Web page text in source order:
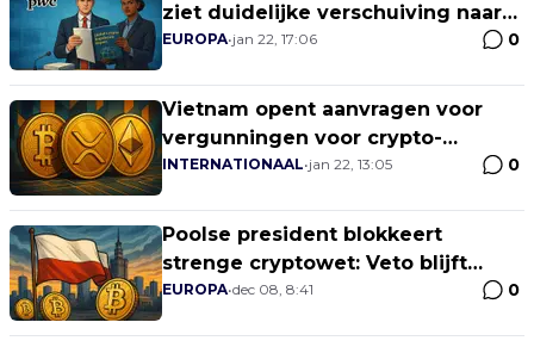
ziet duidelijke verschuiving naar
duidelijkheid, samenwerking en
EUROPA•jan 22, 17:06 0
Vietnam opent aanvragen voor
vergunningen voor crypto-
exchanges
INTERNATIONAAL•jan 22, 13:05 0
Poolse president blokkeert
strenge cryptowet: Veto blijft
staan
EUROPA•dec 08, 8:41 0